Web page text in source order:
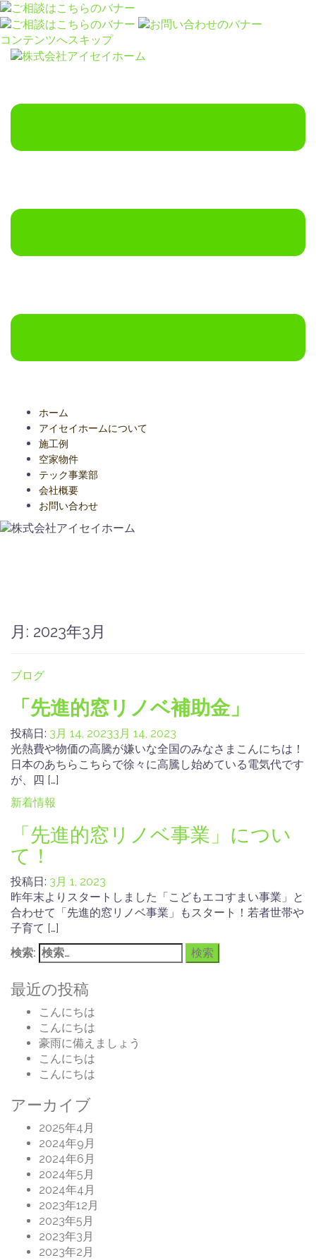
コンテンツへスキップ
ホーム
アイセイホームについて
施工例
空家物件
テック事業部
会社概要
お問い合わせ
月: 2023年3月
ブログ
「先進的窓リノベ補助金」
投稿日: 3月 14, 20233月 14, 2023
光熱費や物価の高騰が嫌いな全国のみなさまこんにちは！
日本のあちらこちらで徐々に高騰し始めている電気代です
が、四 […]
新着情報
「先進的窓リノベ事業」につい
て！
投稿日: 3月 1, 2023
昨年末よりスタートしました「こどもエコすまい事業」と
合わせて「先進的窓リノベ事業」もスタート！若者世帯や
子育て […]
検索:
最近の投稿
こんにちは
こんにちは
豪雨に備えましょう
こんにちは
こんにちは
アーカイブ
2025年4月
2024年9月
2024年6月
2024年5月
2024年4月
2023年12月
2023年5月
2023年3月
2023年2月